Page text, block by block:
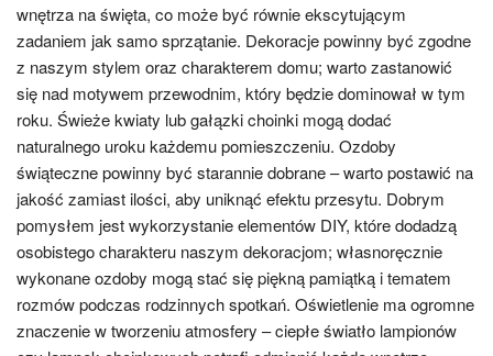
wnętrza na święta, co może być równie ekscytującym
zadaniem jak samo sprzątanie. Dekoracje powinny być zgodne
z naszym stylem oraz charakterem domu; warto zastanowić
się nad motywem przewodnim, który będzie dominował w tym
roku. Świeże kwiaty lub gałązki choinki mogą dodać
naturalnego uroku każdemu pomieszczeniu. Ozdoby
świąteczne powinny być starannie dobrane – warto postawić na
jakość zamiast ilości, aby uniknąć efektu przesytu. Dobrym
pomysłem jest wykorzystanie elementów DIY, które dodadzą
osobistego charakteru naszym dekoracjom; własnoręcznie
wykonane ozdoby mogą stać się piękną pamiątką i tematem
rozmów podczas rodzinnych spotkań. Oświetlenie ma ogromne
znaczenie w tworzeniu atmosfery – ciepłe światło lampionów